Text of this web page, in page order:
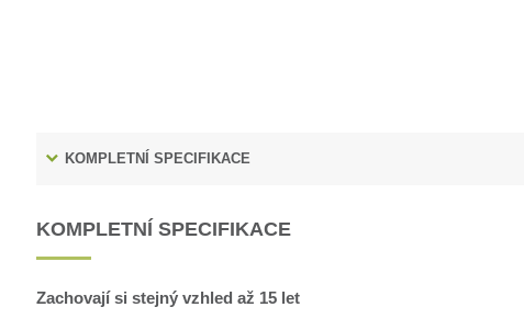
KOMPLETNÍ SPECIFIKACE
KOMPLETNÍ SPECIFIKACE
Zachovají si stejný vzhled až 15 let